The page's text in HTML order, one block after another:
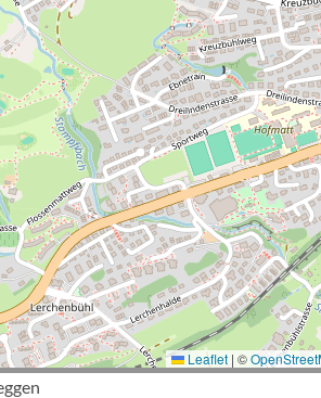
Leaflet | ©